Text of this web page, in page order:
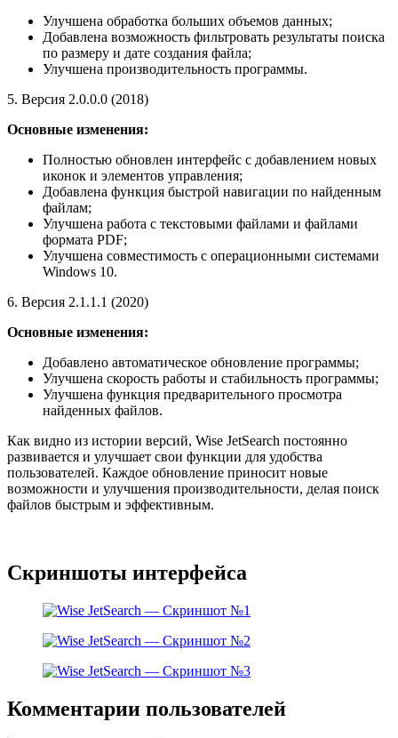
Улучшена обработка больших объемов данных;
Добавлена возможность фильтровать результаты поиска
по размеру и дате создания файла;
Улучшена производительность программы.
5. Версия 2.0.0.0 (2018)
Основные изменения:
Полностью обновлен интерфейс с добавлением новых
иконок и элементов управления;
Добавлена функция быстрой навигации по найденным
файлам;
Улучшена работа с текстовыми файлами и файлами
формата PDF;
Улучшена совместимость с операционными системами
Windows 10.
6. Версия 2.1.1.1 (2020)
Основные изменения:
Добавлено автоматическое обновление программы;
Улучшена скорость работы и стабильность программы;
Улучшена функция предварительного просмотра
найденных файлов.
Как видно из истории версий, Wise JetSearch постоянно
развивается и улучшает свои функции для удобства
пользователей. Каждое обновление приносит новые
возможности и улучшения производительности, делая поиск
файлов быстрым и эффективным.
Скриншоты интерфейса
Комментарии пользователей